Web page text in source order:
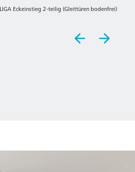
LIGA Eckeinstieg 2-teilig (Gleittüren bodenfrei)